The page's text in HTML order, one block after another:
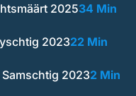
202534 Min
202322 Min
20232 Min